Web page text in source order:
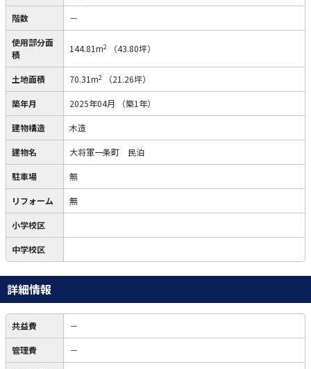
階数 －
使用部分面
積
144.81m2 （43.80坪）
土地面積 70.31m2 （21.26坪）
築年月 2025年04月 （築1年）
建物構造 木造
建物名 大将軍一条町 民泊
駐車場 無
リフォーム 無
小学校区
中学校区
詳細情報
共益費 －
管理費 －